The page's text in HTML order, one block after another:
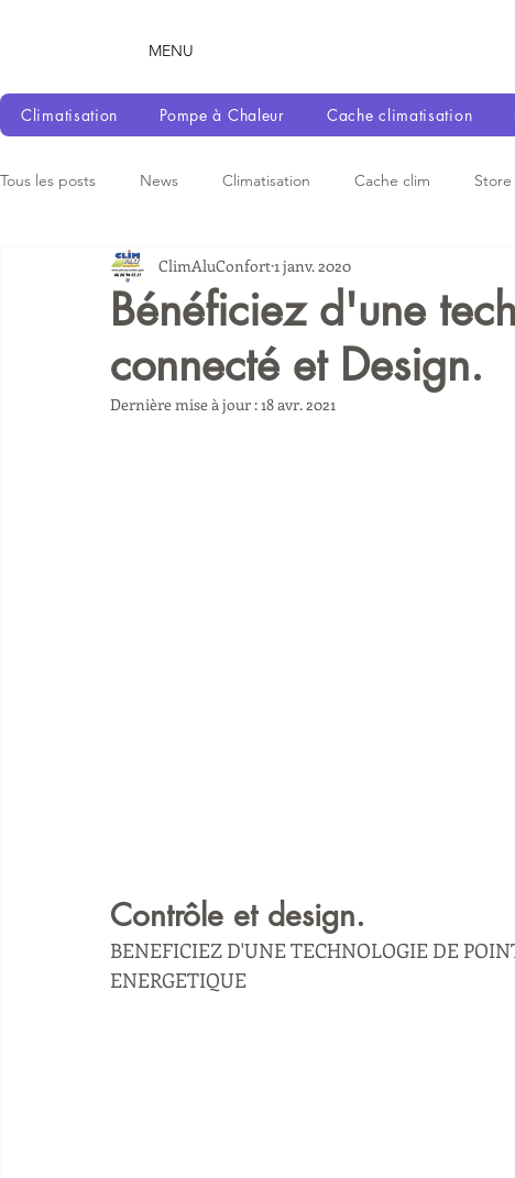
MENU
Climatisation
Pompe à Chaleur Cache climatisation
Tous les posts News Climatisation Cache clim
Bénéficiez d'une
connecté et Design.
ClimAluConfort1 janv. 2020
Dernière mise à jour :18 avr. 2021
Contrôle et design.
BENEFICIEZ D'UNE TECHNOLOGIE DE
ENERGETIQUE